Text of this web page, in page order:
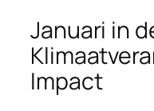
Januari in
Impact